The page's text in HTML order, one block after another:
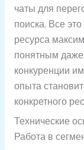
чаты для
поиска. Все
ресурса
понятным даже
конкуренции
опыта
конкретного
Технические
Работа в